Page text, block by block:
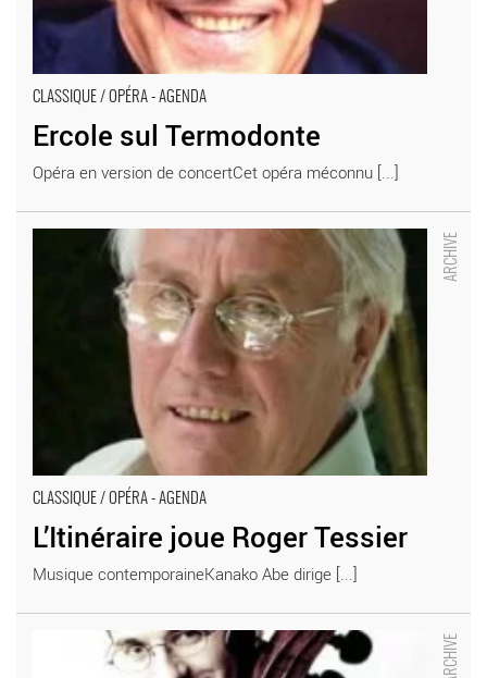
CLASSIQUE / OPÉRA - AGENDA
Ercole sul Termodonte
Opéra en version de concertCet opéra méconnu [...]
CLASSIQUE / OPÉRA - AGENDA
L’Itinéraire joue Roger Tessier
Musique contemporaineKanako Abe dirige [...]